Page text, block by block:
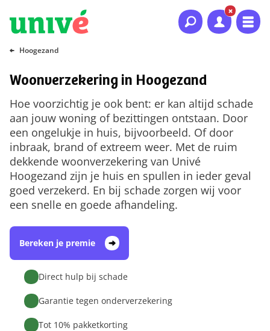
Naar hoofdinhoud
Naar hoofdnavigatie
Naar footer
Hoogezand
Woonverzekering in Hoogezand
Hoe voorzichtig je ook bent: er kan altijd schade
aan jouw woning of bezittingen ontstaan. Door
een ongelukje in huis, bijvoorbeeld. Of door
inbraak, brand of extreem weer. Met de ruim
dekkende woonverzekering van Univé
Hoogezand zijn je huis en spullen in ieder geval
goed verzekerd. En bij schade zorgen wij voor
een snelle en goede afhandeling.
Bereken je premie
Direct hulp bij schade
Garantie tegen onderverzekering
Tot 10% pakketkorting